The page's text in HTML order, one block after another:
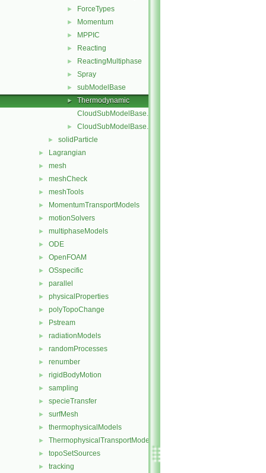
► ForceTypes
► Momentum
► MPPIC
► Reacting
► ReactingMultiphase
► Spray
► subModelBase
►
Thermodynamic
CloudSubModelBase.C
► CloudSubModelBase.H
► solidParticle
► Lagrangian
► mesh
► meshCheck
► meshTools
► MomentumTransportModels
► motionSolvers
► multiphaseModels
► ODE
► OpenFOAM
► OSspecific
► parallel
► physicalProperties
► polyTopoChange
► Pstream
► radiationModels
► randomProcesses
► renumber
► rigidBodyMotion
► sampling
► specieTransfer
► surfMesh
► thermophysicalModels
► ThermophysicalTransportModels
► topoSetSources
► tracking